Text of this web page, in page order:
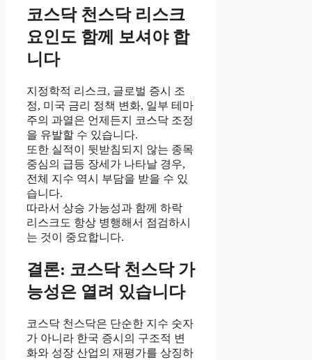
코스닥 천스닥 리스크
요인도 함께 보셔야 합
니다
지정학적 리스크, 글로벌 증시 조
정, 미국 금리 정책 변화, 일부 테마
주의 과열은 언제든지 코스닥 조정
을 유발할 수 있습니다.
또한 실적이 뒷받침되지 않는 종목
중심의 급등 장세가 나타날 경우,
전체 지수 역시 부담을 받을 수 있
습니다.
따라서 상승 가능성과 함께 하락
리스크도 항상 병행해서 점검하시
는 것이 중요합니다.
결론: 코스닥 천스닥 가
능성은 열려 있습니다
코스닥 천스닥은 단순한 지수 숫자
가 아니라 한국 증시의 구조적 변
화와 성장 산업의 재평가를 상징하